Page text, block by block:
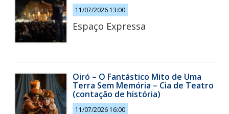
11/07/2026 13:00
Espaço Expressa
Oiró – O Fantástico Mito de Uma
Terra Sem Memória – Cia de Teatro
(contação de história)
11/07/2026 16:00